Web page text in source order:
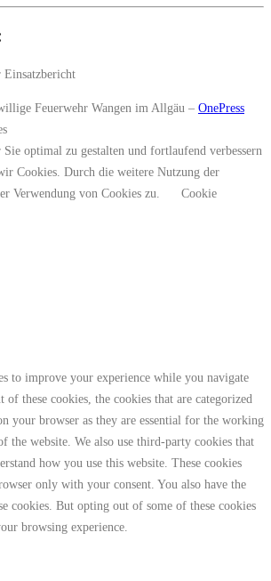
Einsatzbericht
Feuerwehr Wangen im Allgäu – OnePress
optimal zu gestalten und fortlaufend verbessern
Cookies. Durch die weitere Nutzung der
Verwendung von Cookies zu.
Cookie
to improve your experience while you navigate
of these cookies, the cookies that are categorized
your browser as they are essential for the working
the website. We also use third-party cookies that
how you use this website. These cookies
only with your consent. You also have the
cookies. But opting out of some of these cookies
browsing experience.